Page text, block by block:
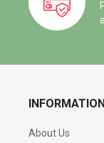
INFORMATION
About Us